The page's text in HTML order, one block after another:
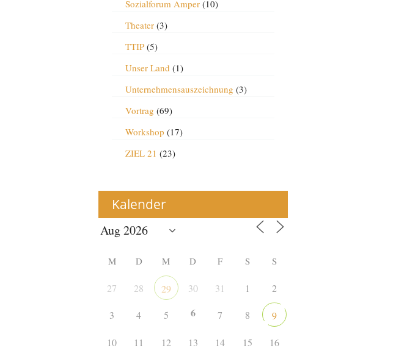
Sozialforum Amper(10)
Theater(3)
TTIP(5)
Unser Land (1)
Unternehmensauszeichnung (3)
Vortrag (69)
Workshop (17)
ZIEL 21 (23)
Kalender
M D M D F S S
27 28 29 30 31 1 2
3 4 5 6 7 8 9
10 11 12 13 14 15 16